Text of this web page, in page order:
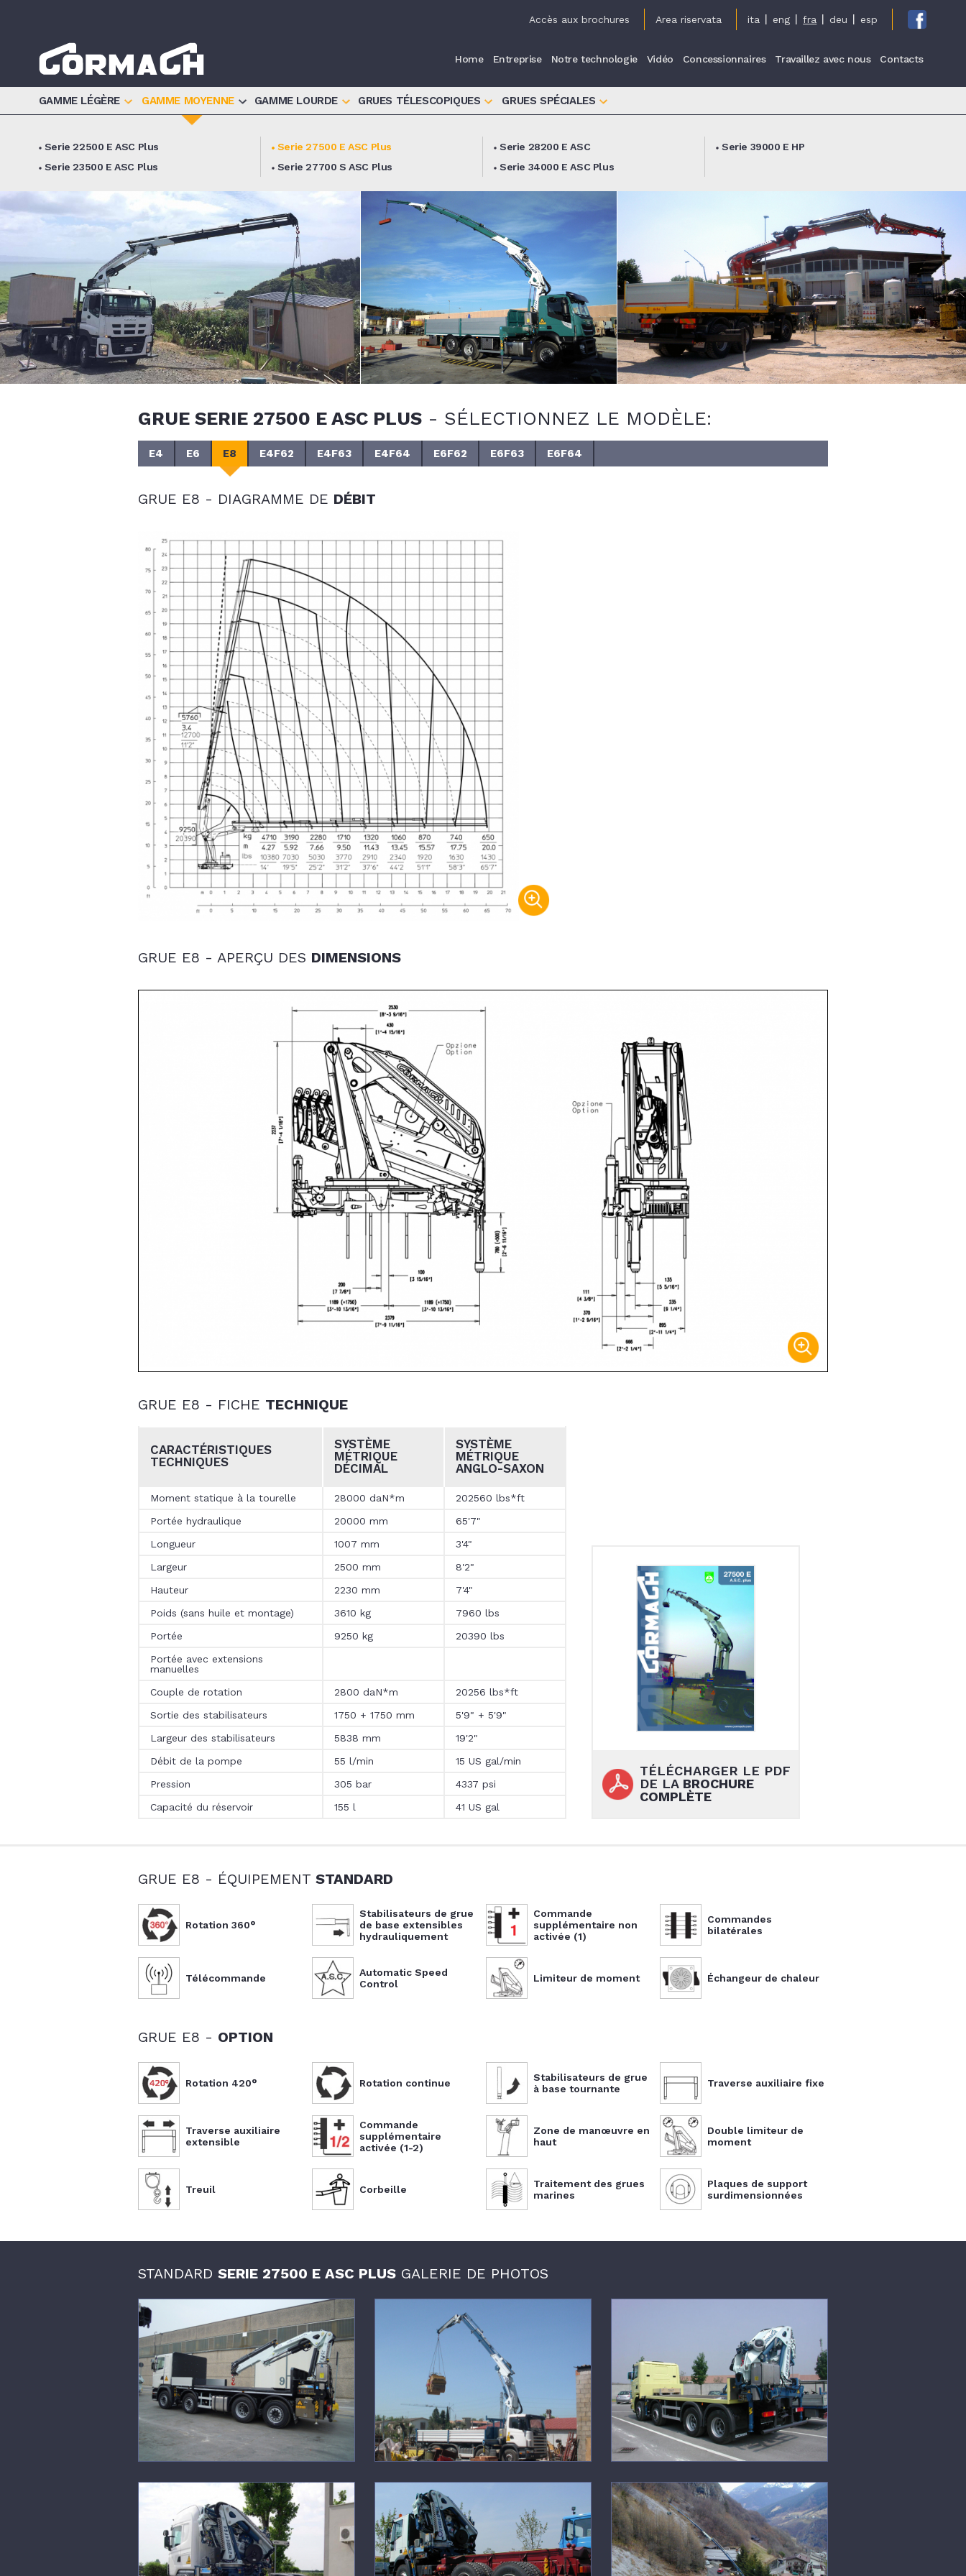
ita eng fra deu esp
Area riservata
Accès aux brochures
Home Entreprise Notre technologie Vidéo Concessionnaires Travaillez avec nous Contacts
GAMME LÉGÈRE GAMME MOYENNE GAMME LOURDE GRUES TÉLESCOPIQUES GRUES SPÉCIALES
Serie 22500 E ASC Plus
Serie 23500 E ASC Plus
Serie 27500 E ASC Plus
Serie 27700 S ASC Plus
Serie 28200 E ASC
Serie 34000 E ASC Plus
Serie 39000 E HP
GRUE SERIE 27500 E ASC PLUS - SÉLECTIONNEZ LE MODÈLE:
E4 E6 E8 E4F62 E4F63 E4F64 E6F62 E6F63 E6F64
GRUE E8 - DIAGRAMME DE DÉBIT
GRUE E8 - APERÇU DES DIMENSIONS
GRUE E8 - FICHE TECHNIQUE
CARACTÉRISTIQUES
TECHNIQUES
SYSTÈME
MÉTRIQUE
DÉCIMAL
SYSTÈME
MÉTRIQUE
ANGLO-SAXON
Moment statique à la tourelle 28000 daN*m
202560 lbs*ft
Portée hydraulique
20000 mm
65'7"
Longueur
1007 mm
3'4"
Largeur
2500 mm
8'2"
Hauteur
2230 mm
7'4"
Poids (sans huile et montage)
3610 kg
7960 lbs
Portée
9250 kg
20390 lbs
Portée avec extensions
manuelles
Couple de rotation
2800 daN*m
20256 lbs*ft
Sortie des stabilisateurs
1750 + 1750 mm
5'9" + 5'9"
Largeur des stabilisateurs
5838 mm
19'2"
Débit de la pompe
55 l/min
15 US gal/min
Pression
305 bar
4337 psi
Capacité du réservoir
155 l 41 US gal
TÉLÉCHARGER LE PDF
DE LA BROCHURE
COMPLÈTE
GRUE E8 - ÉQUIPEMENT STANDARD
Rotation 360°
Stabilisateurs de grue
de base extensibles
hydrauliquement
Commande
supplémentaire non
activée (1)
Commandes
bilatérales
Télécommande
Automatic Speed
Control
Limiteur de moment Échangeur de chaleur
GRUE E8 - OPTION
Rotation 420° Rotation continue
Stabilisateurs de grue
à base tournante
Traverse auxiliaire fixe
Traverse auxiliaire
extensible
Commande
supplémentaire
activée (1-2)
Zone de manœuvre en
haut
Double limiteur de
moment
Treuil Corbeille
Traitement des grues
marines
Plaques de support
surdimensionnées
STANDARD SERIE 27500 E ASC PLUS GALERIE DE PHOTOS
Le tue preferenze relative alla privacy